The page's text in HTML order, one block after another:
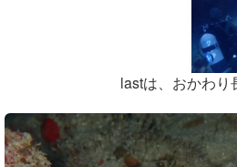
lastは、おかわり